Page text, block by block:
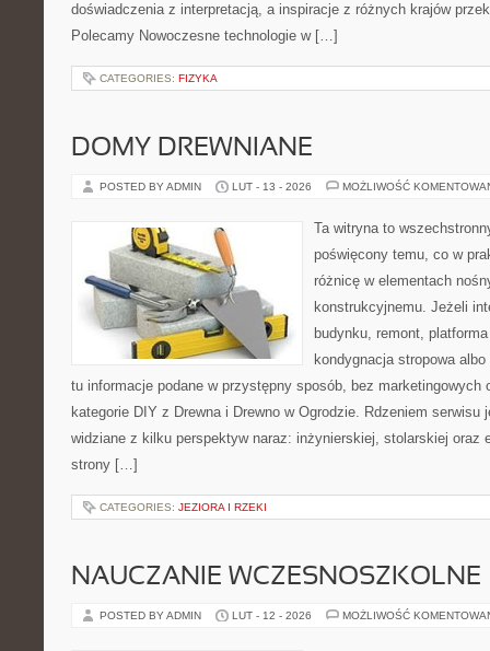
doświadczenia z interpretacją, a inspiracje z różnych krajów
Polecamy Nowoczesne technologie w […]
CATEGORIES: FIZYKA
DOMY DREWNIANE
POSTED BY ADMIN LUT - 13 - 2026 MOŻLIWOŚĆ
Ta witryna to
poświęcony temu, co w
różnicę w elementach
konstrukcyjnemu. Jeżeli
budynku, remont,
kondygnacja stropowa
tu informacje podane w przystępny sposób, bez marketingowych
kategorie DIY z Drewna i Drewno w Ogrodzie. Rdzeniem serwisu
widziane z kilku perspektyw naraz: inżynierskiej, stolarskiej oraz
strony […]
CATEGORIES: JEZIORA I RZEKI
NAUCZANIE WCZESNOSZKOLNE
POSTED BY ADMIN LUT - 12 - 2026 MOŻLIWOŚĆ